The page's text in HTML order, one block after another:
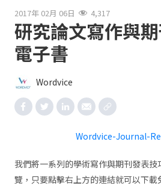
2017年 02月 06日 4,317
研究論文寫作與
電子書
Wordvice
Wordvice-Journal-
我們將一系列的學術寫作與期刊發表
覽，只要點擊右上方的連結就可以下